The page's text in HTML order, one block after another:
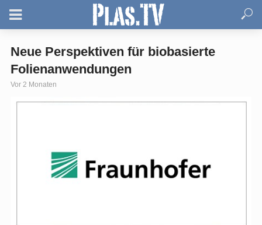
Neue Perspektiven für biobasierte
Folienanwendungen
Vor 2 Monaten